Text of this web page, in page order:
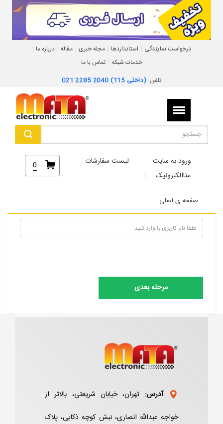
درخواست نمایندگی | استانداردها | مجله خبری | مقاله | درباره ما |
خدمات شبکه | تماس با ما
تلفن: 021 2285 2040 (داخلی 115)
ورود به سایت
متاالکترونیک
لیست سفارشات 0
صفحه ی اصلی
آدرس: تهران، خیابان شریعتی، بالاتر از
خواجه عبدالله انصاری، نبش کوچه ذکایی، پلاک